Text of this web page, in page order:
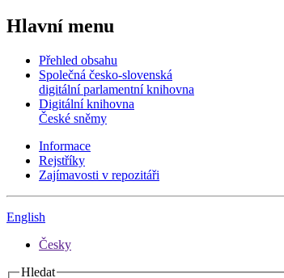
Hlavní menu
Přehled obsahu
Společná česko-slovenská
digitální parlamentní knihovna
Digitální knihovna
České sněmy
Informace
Rejstříky
Zajímavosti v repozitáři
English
Česky
Hledat